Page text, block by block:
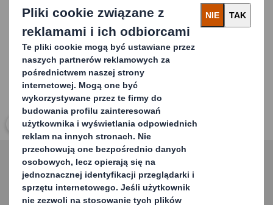
Carousel. Use previous and next buttons to move
kliknij, aby powiększyć zdjęcie